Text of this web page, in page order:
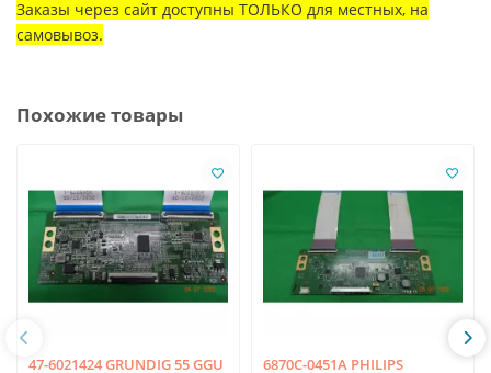
Заказы через сайт доступны ТОЛЬКО для местных, на
самовывоз.
Похожие товары
47-6021424 GRUNDIG 55 GGU
6870C-0451A PHILIPS